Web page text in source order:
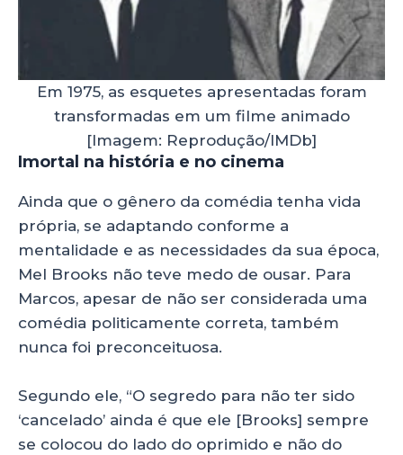
Em 1975, as esquetes apresentadas foram
transformadas em um filme animado
[Imagem: Reprodução/IMDb]
Imortal na história e no cinema
Ainda que o gênero da comédia tenha vida
própria, se adaptando conforme a
mentalidade e as necessidades da sua época,
Mel Brooks não teve medo de ousar. Para
Marcos, apesar de não ser considerada uma
comédia politicamente correta, também
nunca foi preconceituosa.
Segundo ele, “O segredo para não ter sido
‘cancelado’ ainda é que ele [Brooks] sempre
se colocou do lado do oprimido e não do